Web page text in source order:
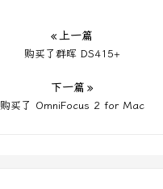
« 上一篇
购买了群晖 DS415+
下一篇 »
购买了 OmniFocus 2 for Mac